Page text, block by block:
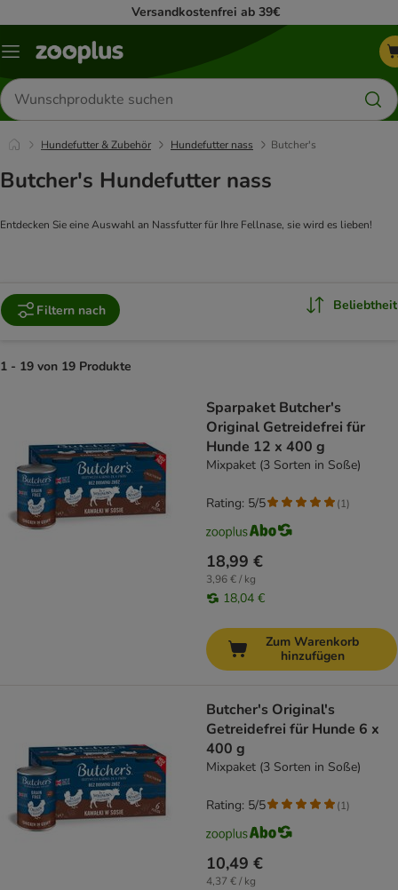
Versandkostenfrei ab 39€
Menü
Produkte
suchen
Hundefutter & Zubehör Hundefutter nass Butcher's
Butcher's Hundefutter nass
Entdecken Sie eine Auswahl an Nassfutter für Ihre Fellnase, sie wird es lieben!
Filtern nach Beliebtheit
1 - 19 von 19 Produkte
Sparpaket Butcher's
Original Getreidefrei für
Hunde 12 x 400 g
Mixpaket (3 Sorten in Soße)
18,99 €
3,96 € / kg
18,04 €
Rating: 5/5 (1)
Zum Warenkorb
hinzufügen
Butcher's Original's
Getreidefrei für Hunde 6 x
400 g
Mixpaket (3 Sorten in Soße)
10,49 €
4,37 € / kg
Rating: 5/5 (1)